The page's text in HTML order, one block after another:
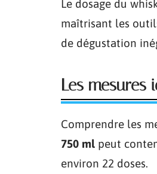
Le dosage du
maîtrisant les
de dégustation
Les mesures
Comprendre les
750 ml peut
environ 22 doses.